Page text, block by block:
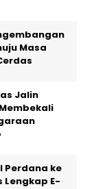
Masa
Jalin
Perdana ke
E-